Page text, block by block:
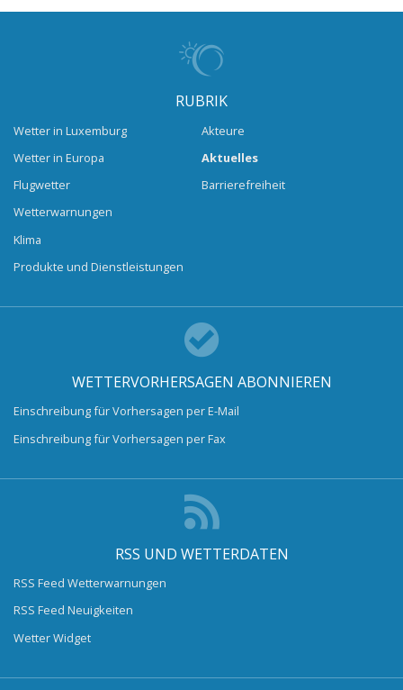
RUBRIK
Wetter in Luxemburg
Wetter in Europa
Flugwetter
Wetterwarnungen
Klima
Produkte und Dienstleistungen
Akteure
Aktuelles
Barrierefreiheit
WETTERVORHERSAGEN ABONNIEREN
Einschreibung für Vorhersagen per E-Mail
Einschreibung für Vorhersagen per Fax
RSS UND WETTERDATEN
RSS Feed Wetterwarnungen
RSS Feed Neuigkeiten
Wetter Widget